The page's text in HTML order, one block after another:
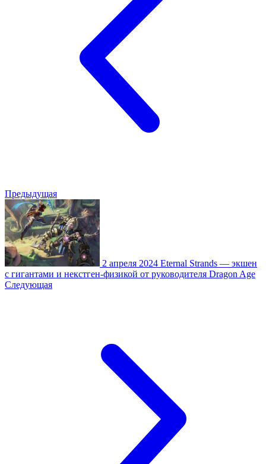
Предыдущая
2 апреля 2024 Eternal Strands — экшен
с гигантами и некстген-физикой от руководителя Dragon Age
Следующая